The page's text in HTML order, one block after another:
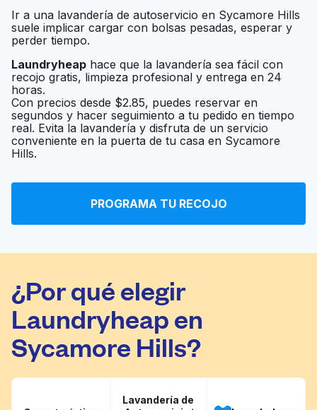
Laundromat -
Arlington/NW Cols
Ir al sitio web
Sunlight Cleaners
Corporate Offices
Swan Cleaners Ir al sitio web
Dublin Cleaners Ir al sitio web
Ir a una lavandería de autoservicio en Sycamore Hills
suele implicar cargar con bolsas pesadas, esperar y
perder tiempo.
Laundryheap hace que la lavandería sea fácil con
recojo gratis, limpieza profesional y entrega en 24
horas.
Con precios desde $2.85, puedes reservar en
segundos y hacer seguimiento a tu pedido en tiempo
real. Evita la lavandería y disfruta de un servicio
conveniente en la puerta de tu casa en Sycamore
Hills.
PROGRAMA TU RECOJO
¿Por qué elegir
Laundryheap en
Sycamore Hills?
Lavandería de